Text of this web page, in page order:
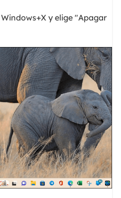
y elige "Apagar